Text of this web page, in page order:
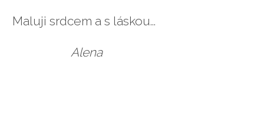
Maluji srdcem a s láskou...
Alena